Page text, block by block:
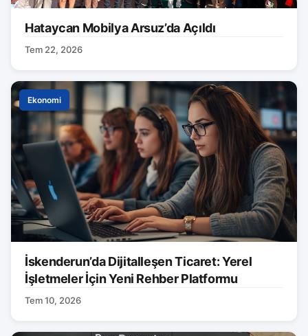
Hataycan Mobilya Arsuz’da Açıldı
Tem 22, 2026
Ekonomi
İskenderun’da Dijitalleşen Ticaret: Yerel
İşletmeler İçin Yeni Rehber Platformu
Tem 10, 2026